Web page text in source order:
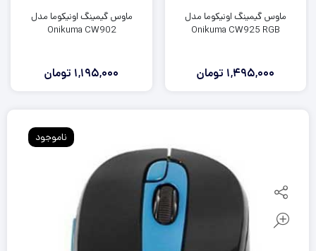
ماوس گیمینگ اونیکوما مدل
Onikuma CW925 RGB
1,495,000 تومان
ماوس گیمینگ اونیکوما مدل
Onikuma CW902
1,195,000 تومان
ناموجود